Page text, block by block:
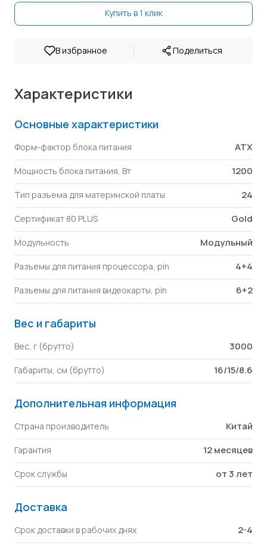
Купить в 1 клик
В избранное | Поделиться
Характеристики
Основные характеристики
Форм-фактор блока питания ATX
Мощность блока питания, Вт 1200
Тип разъема для материнской платы 24
Сертификат 80 PLUS Gold
Модульность Модульный
Разъемы для питания процессора, pin 4+4
Разъемы для питания видеокарты, pin 6+2
Вес и габариты
Вес, г (брутто) 3000
Габариты, см (брутто) 16/15/8.6
Дополнительная информация
Страна производитель Китай
Гарантия 12 месяцев
Срок службы от 3 лет
Доставка
Срок доставки в рабочих днях 2-4